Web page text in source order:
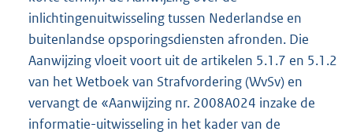
inlichtingenuitwisseling tussen Nederlandse en
buitenlandse opsporingsdiensten afronden. Die
Aanwijzing vloeit voort uit de artikelen 5.1.7 en 5.1.2
van het Wetboek van Strafvordering (WvSv) en
vervangt de «Aanwijzing nr. 2008A024 inzake de
informatie-uitwisseling in het kader van de